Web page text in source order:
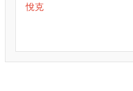
悅克